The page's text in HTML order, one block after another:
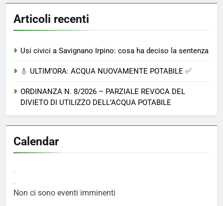
Articoli recenti
Usi civici a Savignano Irpino: cosa ha deciso la sentenza
💧 ULTIM’ORA: ACQUA NUOVAMENTE POTABILE ✅
ORDINANZA N. 8/2026 – PARZIALE REVOCA DEL
DIVIETO DI UTILIZZO DELL’ACQUA POTABILE
Calendar
Non ci sono eventi imminenti